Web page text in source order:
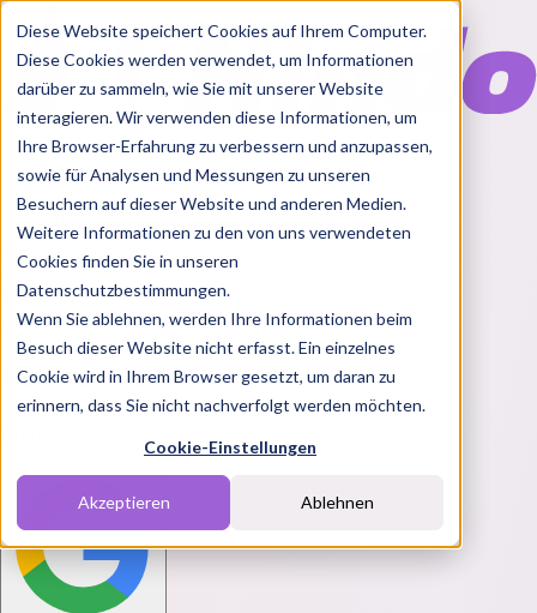
Diese Website speichert Cookies auf Ihrem Computer.
Diese Cookies werden verwendet, um Informationen
darüber zu sammeln, wie Sie mit unserer Website
interagieren. Wir verwenden diese Informationen, um
Ihre Browser-Erfahrung zu verbessern und anzupassen,
sowie für Analysen und Messungen zu unseren
Besuchern auf dieser Website und anderen Medien.
Weitere Informationen zu den von uns verwendeten
Cookies finden Sie in unseren
Datenschutzbestimmungen.
Wenn Sie ablehnen, werden Ihre Informationen beim
Besuch dieser Website nicht erfasst. Ein einzelnes
Cookie wird in Ihrem Browser gesetzt, um daran zu
erinnern, dass Sie nicht nachverfolgt werden möchten.
Cookie-Einstellungen
Akzeptieren Ablehnen
Features
Solutions
BlogChartsRabatt CodesPakete
Login
Melde dich bei Nindo an
Du hast noch keinen Account?